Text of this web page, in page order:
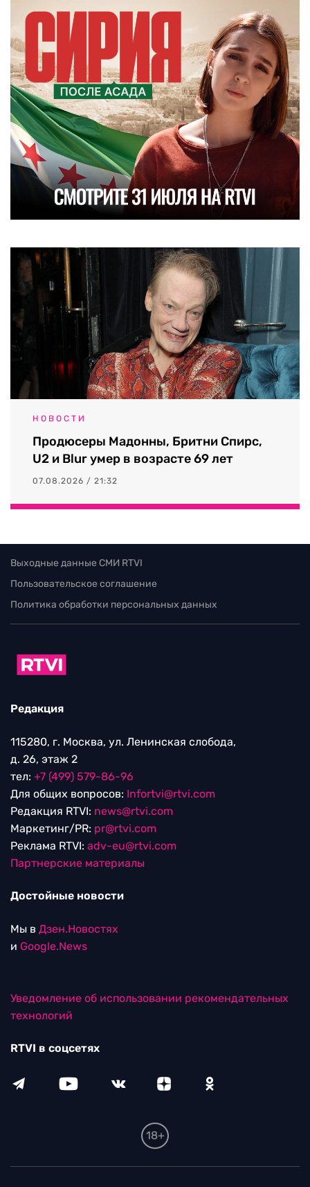
НОВОСТИ
Продюсеры Мадонны, Бритни Спирс,
U2 и Blur умер в возрасте 69 лет
07.08.2026 / 21:32
Выходные данные СМИ RTVI
Пользовательское соглашение
Политика обработки персональных данных
Редакция
115280, г. Москва, ул. Ленинская слобода,
д. 26, этаж 2
тел: +7 (499) 579-86-96
Для общих вопросов: Infortvi@rtvi.com
Редакция RTVI: news@rtvi.com
Маркетинг/PR: pr@rtvi.com
Реклама RTVI: adv-eu@rtvi.com
Партнерские материалы
Достойные новости
Мы в Дзен.Новостях
и Google.News
Уведомление об использовании рекомендательных
технологий
RTVI в соцсетях
18+